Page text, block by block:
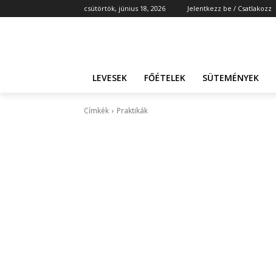
csütörtök, június 18, 2026 Jelentkezz be / Csatlakozz
LEVESEK FŐÉTELEK SÜTEMÉNYEK
Címkék Praktikák